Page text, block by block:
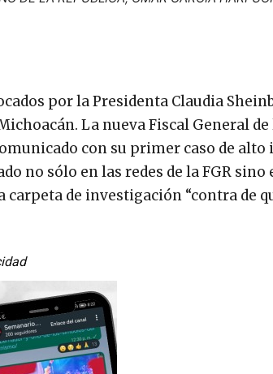
por la Presidenta Claudia
La nueva Fiscal General
con su primer caso de alto
no sólo en las redes de la FGR sino
de investigación “contra de